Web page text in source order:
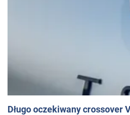
Długo oczekiwany crossover